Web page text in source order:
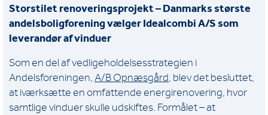
Storstilet renoveringsprojekt – Danmarks største
andelsboligforening vælger Idealcombi A/S som
leverandør af vinduer
Som en del af vedligeholdelsesstrategien i
Andelsforeningen, A/B Opnæsgård , blev det besluttet,
at iværksætte en omfattende energirenovering, hvor
samtlige vinduer skulle udskiftes. Formålet – at